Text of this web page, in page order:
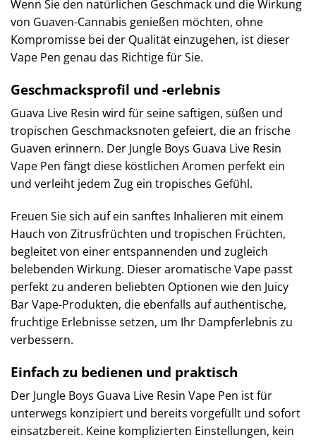
Wenn Sie den natürlichen Geschmack und die Wirkung
von Guaven-Cannabis genießen möchten, ohne
Kompromisse bei der Qualität einzugehen, ist dieser
Vape Pen genau das Richtige für Sie.
Geschmacksprofil und -erlebnis
Guava Live Resin wird für seine saftigen, süßen und
tropischen Geschmacksnoten gefeiert, die an frische
Guaven erinnern. Der Jungle Boys Guava Live Resin
Vape Pen fängt diese köstlichen Aromen perfekt ein
und verleiht jedem Zug ein tropisches Gefühl.
Freuen Sie sich auf ein sanftes Inhalieren mit einem
Hauch von Zitrusfrüchten und tropischen Früchten,
begleitet von einer entspannenden und zugleich
belebenden Wirkung. Dieser aromatische Vape passt
perfekt zu anderen beliebten Optionen wie den Juicy
Bar Vape-Produkten, die ebenfalls auf authentische,
fruchtige Erlebnisse setzen, um Ihr Dampferlebnis zu
verbessern.
Einfach zu bedienen und praktisch
Der Jungle Boys Guava Live Resin Vape Pen ist für
unterwegs konzipiert und bereits vorgefüllt und sofort
einsatzbereit. Keine komplizierten Einstellungen, kein